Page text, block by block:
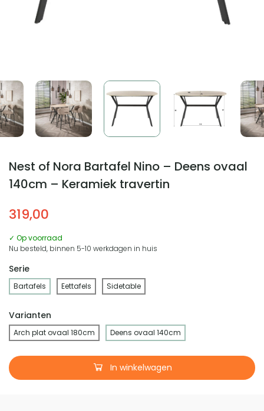
Nest of Nora Bartafel Nino – Deens ovaal
140cm – Keramiek travertin
319,00
✓ Op voorraad
Nu besteld, binnen 5-10 werkdagen in huis
Serie
Bartafels Eettafels Sidetable
Varianten
Arch plat ovaal 180cm Deens ovaal 140cm
In winkelwagen